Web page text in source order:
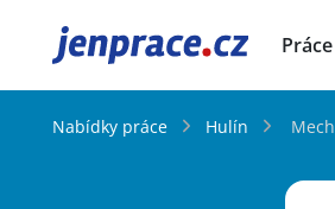
JenPráce.cz Práce
Nabídky práce Hulín